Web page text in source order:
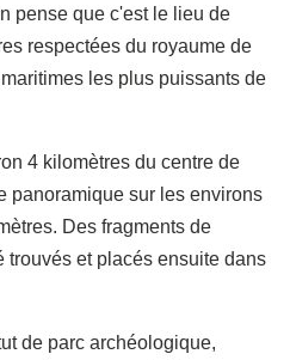
pense que c'est le lieu de
respectées du royaume de
les plus puissants de
4 kilomètres du centre de
panoramique sur les environs
Des fragments de
trouvés et placés ensuite dans
de parc archéologique,